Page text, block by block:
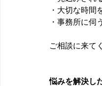
・大切な時間
・事務所に
ご相談に来て
悩みを解決し